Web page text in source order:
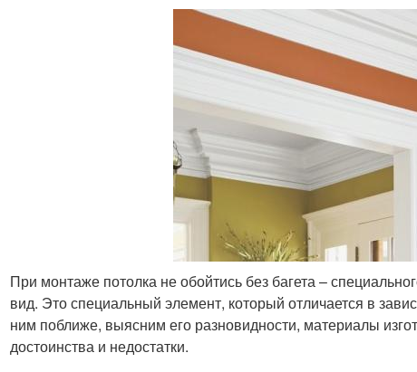
При монтаже потолка не обойтись без багета –
вид. Это специальный элемент, который отличается в
ним поближе, выясним его разновидности, материалы
достоинства и недостатки.